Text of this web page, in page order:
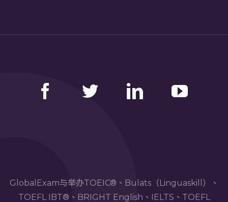
GlobalExam与举办TOEIC®、Bulats（Linguaskill）、
TOEFL IBT®、BRIGHT English、IELTS、TOEFL